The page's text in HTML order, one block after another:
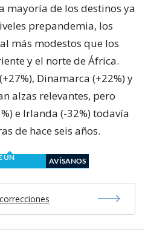
mayoría de los destinos ya
prepandemia, los
más modestos que los
y el norte de África.
Dinamarca (+22%) y
alzas relevantes, pero
e Irlanda (-32%) todavía
de hace seis años.
UN
AVÍSANOS